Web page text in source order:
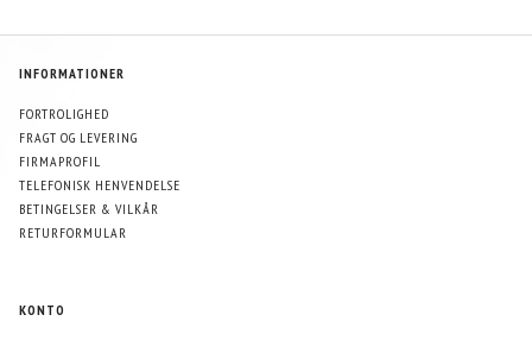
INFORMATIONER
FORTROLIGHED
FRAGT OG LEVERING
FIRMAPROFIL
TELEFONISK HENVENDELSE
BETINGELSER & VILKÅR
RETURFORMULAR
KONTO